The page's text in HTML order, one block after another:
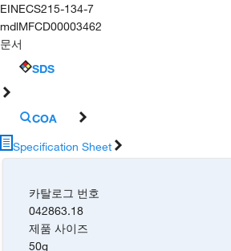
EINECS215-134-7
mdlMFCD00003462
문서
SDS
COA
Specification Sheet
카탈로그 번호
042863.18
제품 사이즈
50g